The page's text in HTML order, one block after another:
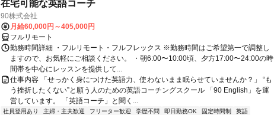
在宅可能な英語コーチ
90株式会社
月給60,000円～405,000円
フルリモート
勤務時間詳細 ・フルリモート・フルフレックス ※勤務時間はご希望第一で調整し
ますので、お気軽にご相談ください。 ・朝6:00〜10:00頃、夕方17:00〜24:00の時
間帯を中心にレッスンを提供して...
仕事内容 「せっかく身につけた英語力、使わないまま眠らせていませんか？」 “も
う挫折したくない”と願う人のための英語コーチングスクール 「90 English」を運
営しています。 「英語コーチ」と聞く...
社員登用あり 主婦・主夫歓迎 フリーター歓迎 学歴不問 即日勤務OK 固定時間制
英語